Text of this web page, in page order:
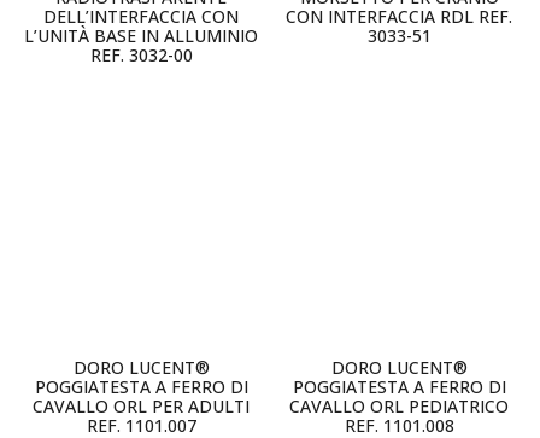
DELL’INTERFACCIA CON
L’UNITÀ BASE IN ALLUMINIO
REF. 3032-00
CON INTERFACCIA RDL REF.
3033-51
DORO LUCENT®
POGGIATESTA A FERRO DI
CAVALLO ORL PER ADULTI
REF. 1101.007
DORO LUCENT®
POGGIATESTA A FERRO DI
CAVALLO ORL PEDIATRICO
REF. 1101.008